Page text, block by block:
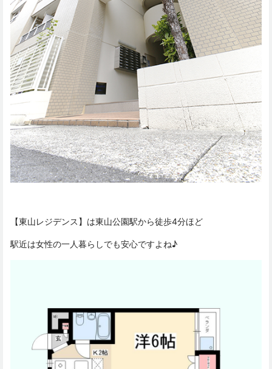
【東山レジデンス】は東山公園駅から徒歩4分ほど
駅近は女性の一人暮らしでも安心ですよね♪